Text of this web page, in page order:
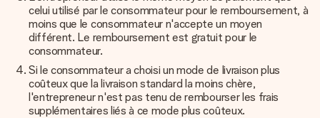
celui utilisé par le consommateur pour le remboursement, à
moins que le consommateur n'accepte un moyen
différent. Le remboursement est gratuit pour le
consommateur.
Si le consommateur a choisi un mode de livraison plus
coûteux que la livraison standard la moins chère,
l'entrepreneur n'est pas tenu de rembourser les frais
supplémentaires liés à ce mode plus coûteux.